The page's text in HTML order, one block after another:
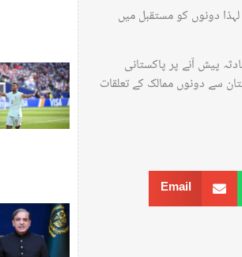
دونوں کو مستقبل میں
پیش آنے پر پاکستانی
سے دونوں ممالک کے تعلقات
Email